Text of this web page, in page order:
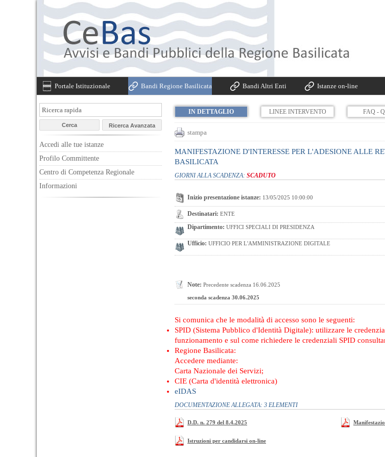
Portale Istituzionale Bandi Regione Basilicata Bandi Altri Enti Istanze on-line
Accedi alle tue istanze
Profilo Committente
Centro di Competenza Regionale
Informazioni
IN DETTAGLIO LINEE INTERVENTO FAQ -
stampa
MANIFESTAZIONE D'INTERESSE PER L'ADESIONE ALLE
BASILICATA
GIORNI ALLA SCADENZA: SCADUTO
Inizio presentazione istanze: 13/05/2025 10:00:00
Destinatari: ENTE
Dipartimento: UFFICI SPECIALI DI PRESIDENZA
Ufficio: UFFICIO PER L'AMMINISTRAZIONE DIGITALE
Note: Precedente scadenza 16.06.2025
seconda scadenza 30.06.2025
Si comunica che le modalità di accesso sono le seguenti:
SPID (Sistema Pubblico d'Identità Digitale): utilizzare le
funzionamento e sul come richiedere le credenziali SPID
Regione Basilicata:
Accedere mediante:
Carta Nazionale dei Servizi;
CIE (Carta d'identità elettronica)
eIDAS
DOCUMENTAZIONE ALLEGATA: 3 ELEMENTI
D.D. n. 279 del 8.4.2025
Istruzioni per candidarsi on-line